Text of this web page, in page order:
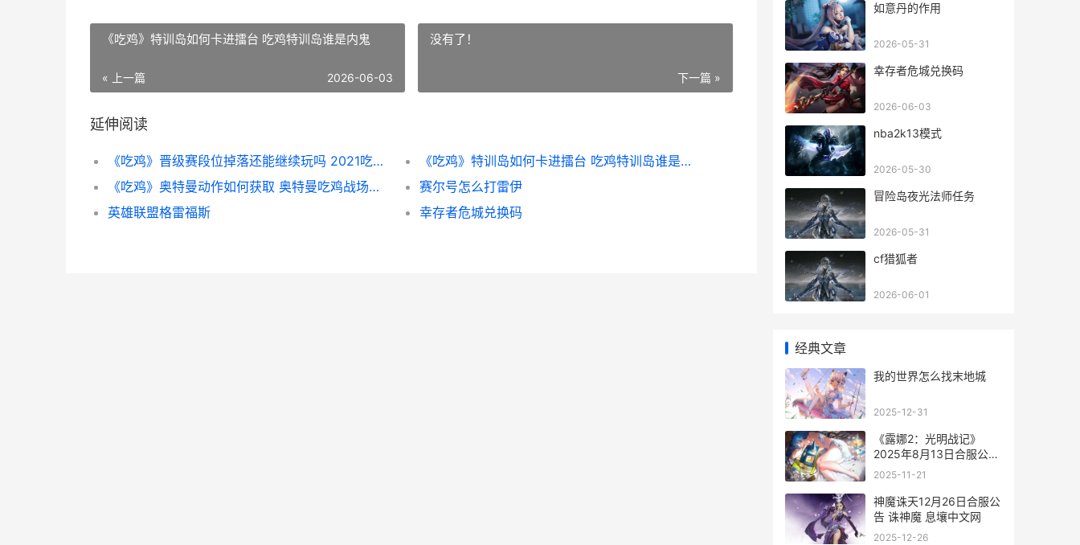
《吃鸡》特训岛如何卡进擂台 吃鸡特训岛谁是内鬼
« 上一篇 2026-06-03
没有了！
下一篇 »
延伸阅读
《吃鸡》晋级赛段位掉落还能继续玩吗 2021吃鸡赛制
《吃鸡》特训岛如何卡进擂台 吃鸡特训岛谁是内鬼
《吃鸡》奥特曼动作如何获取 奥特曼吃鸡战场手机版下载
赛尔号怎么打雷伊
英雄联盟格雷福斯
幸存者危城兑换码
如意丹的作用
2026-05-31
幸存者危城兑换码
2026-06-03
nba2k13模式
2026-05-30
冒险岛夜光法师任务
2026-05-31
cf猎狐者
2026-06-01
经典文章
我的世界怎么找末地城
2025-12-31
《露娜2：光明战记》
2025年8月13日合服公告
露娜er
2025-11-21
神魔诛天12月26日合服公
告 诛神魔 息壤中文网
2025-12-26